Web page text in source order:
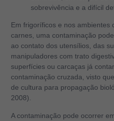
sobrevivência e a difícil
Em frigoríficos e nos ambientes
carnes, uma contaminação
ao contato dos utensílios, das
manipuladores com trato
superfícies ou carcaças já
contaminação cruzada, visto
de cultura para propagação
2008).
A contaminação pode ocorrer